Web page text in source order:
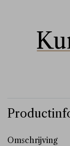
Omschrijving